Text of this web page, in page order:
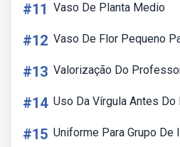
#11 Vaso De Planta Medio
#12 Vaso De Flor Pequeno
#13 Valorização Do
#14 Uso Da Vírgula Antes Do
#15 Uniforme Para Grupo De